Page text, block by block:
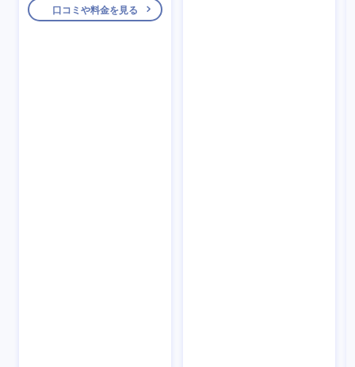
口コミや料金を見る